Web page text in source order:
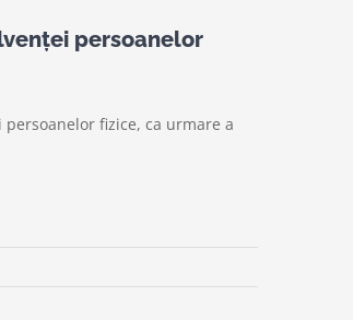
persoanelor
fizice, ca urmare a